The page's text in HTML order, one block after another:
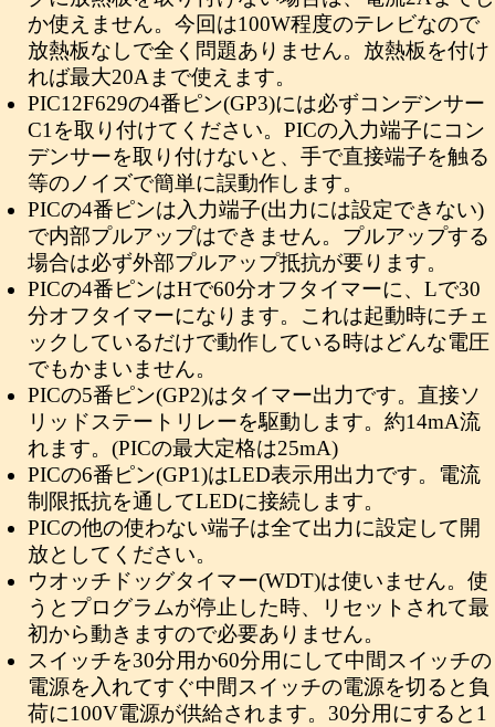
か使えません。今回は100W程度のテレビなので
放熱板なしで全く問題ありません。放熱板を付け
れば最大20Aまで使えます。
PIC12F629の4番ピン(GP3)には必ずコンデンサー
C1を取り付けてください。PICの入力端子にコン
デンサーを取り付けないと、手で直接端子を触る
等のノイズで簡単に誤動作します。
PICの4番ピンは入力端子(出力には設定できない)
で内部プルアップはできません。プルアップする
場合は必ず外部プルアップ抵抗が要ります。
PICの4番ピンはHで60分オフタイマーに、Lで30
分オフタイマーになります。これは起動時にチェ
ックしているだけで動作している時はどんな電圧
でもかまいません。
PICの5番ピン(GP2)はタイマー出力です。直接ソ
リッドステートリレーを駆動します。約14mA流
れます。(PICの最大定格は25mA)
PICの6番ピン(GP1)はLED表示用出力です。電流
制限抵抗を通してLEDに接続します。
PICの他の使わない端子は全て出力に設定して開
放としてください。
ウオッチドッグタイマー(WDT)は使いません。使
うとプログラムが停止した時、リセットされて最
初から動きますので必要ありません。
スイッチを30分用か60分用にして中間スイッチの
電源を入れてすぐ中間スイッチの電源を切ると負
荷に100V電源が供給されます。30分用にすると1